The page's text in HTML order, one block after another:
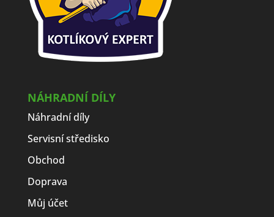
NÁHRADNÍ DÍLY
Náhradní díly
Servisní středisko
Obchod
Doprava
Můj účet